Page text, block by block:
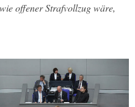
offener Strafvollzug wäre,